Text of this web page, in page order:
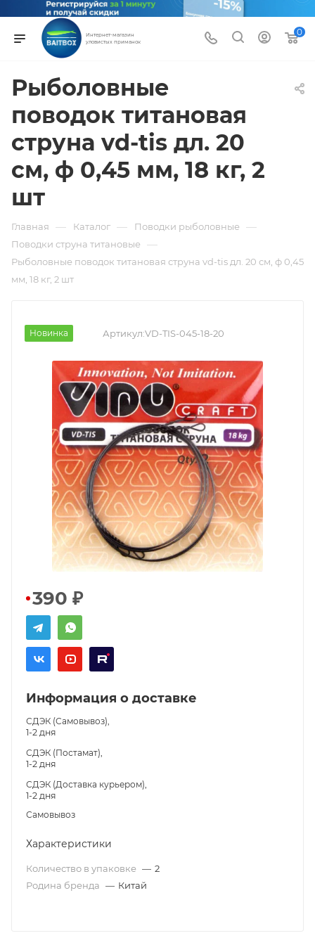
Интернет-магазин
уловистых приманок
0
Рыболовные
поводок титановая
струна vd-tis дл. 20
см, ф 0,45 мм, 18 кг, 2
шт
Главная — Каталог — Поводки рыболовные —
Поводки струна титановые —
Рыболовные поводок титановая струна vd-tis дл. 20 см, ф 0,45
мм, 18 кг, 2 шт
Новинка Артикул:VD-TIS-045-18-20
390 ₽
Информация о доставке
СДЭК (Самовывоз),
1-2 дня
СДЭК (Постамат),
1-2 дня
СДЭК (Доставка курьером),
1-2 дня
Самовывоз
Характеристики
Количество в упаковке — 2
Родина бренда — Китай